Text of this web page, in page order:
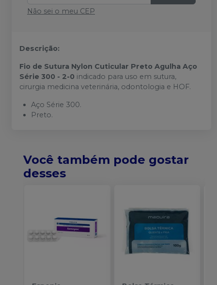
Não sei o meu CEP
Descrição:
Fio de Sutura Nylon Cuticular Preto Agulha Aço
Série 300 - 2-0 indicado para uso em sutura,
cirurgia medicina veterinária, odontologia e HOF.
Aço Série 300.
Preto.
Você também pode gostar
desses